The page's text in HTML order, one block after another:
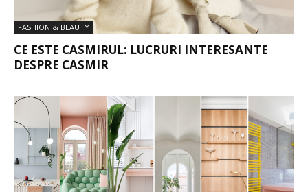
FASHION & BEAUTY
CE ESTE CASMIRUL: LUCRURI INTERESANTE
DESPRE CASMIR